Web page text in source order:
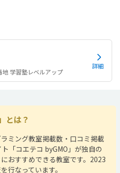
学習塾レベルアップ
詳細
とは？
ミング教室掲載数・口コミ掲載
「コエテコ byGMO」が独自の
おすすめできる教室です。2023
行なっています。